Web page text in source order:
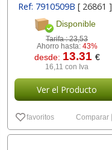
Ref: 7910509B[ 26861 ]
Disponible
Tarifa :23,53
Ahorro hasta: 43%
desde: 13.31 €
16,11 con Iva
Ver el Producto
favoritos Comparar